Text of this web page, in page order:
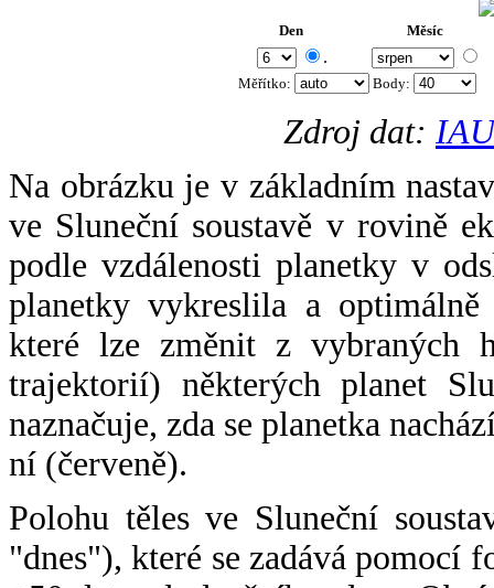
Den Měsíc
.
Měřítko: Body:
Zdroj dat:
Na obrázku je v základním
ve Sluneční soustavě v rovině
podle vzdálenosti planetky v
planetky vykreslila a
které lze změnit z vybraných
trajektorií) některých planet
naznačuje, zda se planetka
ní (červeně).
Polohu těles ve Sluneční
"dnes"), které se zadává pomocí